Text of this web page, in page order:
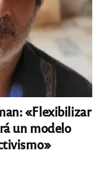
«Flexibilizar
un modelo